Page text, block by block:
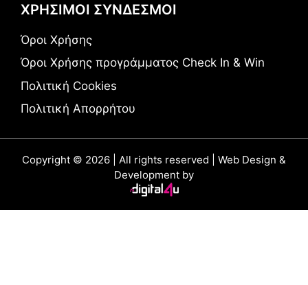
ΧΡΗΣΙΜΟΙ ΣΥΝΔΕΣΜΟΙ
Όροι Χρήσης
Όροι Χρήσης προγράμματος Check In & Win
Πολιτική Cookies
Πολιτική Απορρήτου
Copyright © 2026 | All rights reserved | Web Design &
Development by